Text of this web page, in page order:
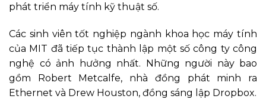
phát triển máy tính kỹ thuật số.
Các sinh viên tốt nghiệp ngành khoa học máy tính
của MIT đã tiếp tục thành lập một số công ty công
nghệ có ảnh hưởng nhất. Những người này bao
gồm Robert Metcalfe, nhà đồng phát minh ra
Ethernet và Drew Houston, đồng sáng lập Dropbox.